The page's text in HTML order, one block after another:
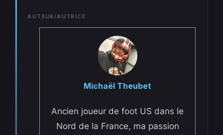
AUTEUR/AUTRICE
Michaël Theubet
Ancien joueur de foot US dans le
Nord de la France, ma passion